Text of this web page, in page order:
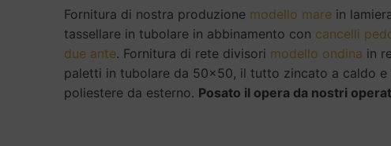
Fornitura di nostra produzione modello marein
tassellare in tubolare in abbinamento con cancelli
due ante. Fornitura di rete divisori modello ondina in
paletti in tubolare da 50x50, il tutto zincato a caldo e
poliestere da esterno. Posato il opera da nostri